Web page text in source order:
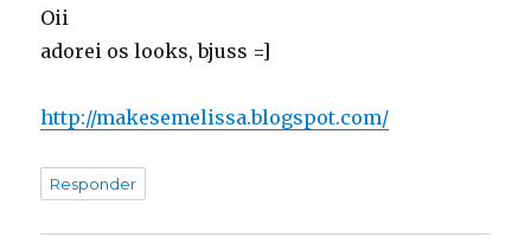
Oii
adorei os looks, bjuss =]
http://makesemelissa.blogspot.com/
Responder